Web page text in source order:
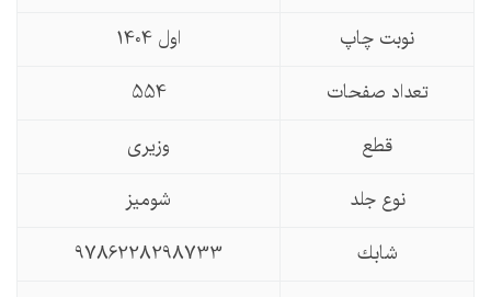
نوبت چاپ
تعداد صفحات
554
قطع
وزیری
نوع جلد
شومیز
شابك
9786228298733